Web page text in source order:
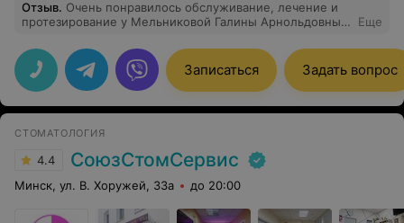
Отзыв. Очень понравилось обслуживание, лечение и
протезирование у Мельниковой Галины Арнольдовны и
Еще
Записаться Задать вопрос
СТОМАТОЛОГИЯ
4.4 СоюзСтомСервис
Минск, ул. В. Хоружей, 33а до 20:00